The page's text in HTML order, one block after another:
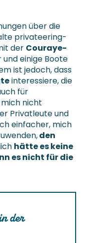
über die
privateering-
der Couraye-
einige Boote
ist jedoch, dass
interessiere, die
für
nicht
Privatleute und
einfacher, mich
den
hätte es keine
es nicht für die
der